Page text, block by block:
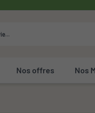
Nos offres Nos